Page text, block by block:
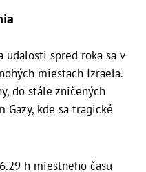
udalosti spred roka sa v
miestach Izraela.
do stále zničených
Gazy, kde sa tragické
h miestneho času